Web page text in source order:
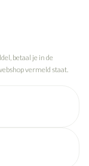
betaal je in de
vermeld staat.